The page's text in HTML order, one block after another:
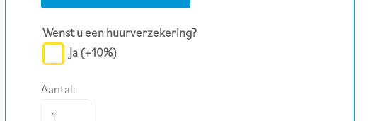
Wenst u een huurverzekering?
Ja (+10%)
Aantal:
Stroomaggregaat